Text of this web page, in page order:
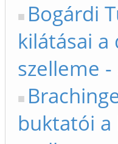
Bogárdi
kilátásai a
szelleme
buktatói a